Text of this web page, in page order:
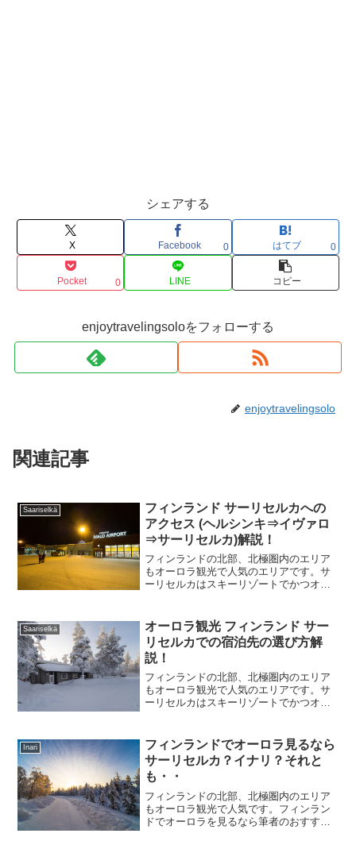
シェアする
X Facebook 0 はてブ 0
Pocket 0 LINE コピー
enjoytravelingsoloをフォローする
enjoytravelingsolo
関連記事
Saariselkä
フィンランド サーリセルカへの
アクセス (ヘルシンキ⇒イヴァロ
⇒サーリセルカ)解説！
フィンランドの北部、北極圏内のエリア
もオーロラ観光で人気のエリアです。サ
ーリセルカはスキーリゾートでかつオー
して人気の場所です。今回はサーリセル
カへのアクセスについてまとめます。
Saariselkä
オーロラ観光 フィンランド サー
リセルカでの宿泊先の選び方解
説！
フィンランドの北部、北極圏内のエリア
もオーロラ観光で人気のエリアです。サ
ーリセルカはスキーリゾートでかつオー
して人気の場所です。今回はそんなサー
リセルカでの宿泊先の選び方を解説しま
す。
Inari
フィンランドでオーロラ見るなら
サーリセルカ？イナリ？それと
も・・
フィンランドの北部、北極圏内のエリア
もオーロラ観光で人気です。フィンラン
ドでオーロラを見るなら筆者のおすすめ